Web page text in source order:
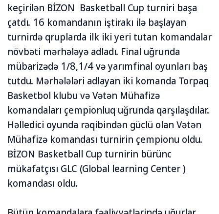
keçirilən BİZON Basketball Cup turniri başa
çatdı. 16 komandanın iştirakı ilə başlayan
turnirdə qruplarda ilk iki yeri tutan komandalar
növbəti mərhələyə adladı. Final uğrunda
mübarizədə 1/8,1/4 və yarımfinal oyunları baş
tutdu. Mərhələləri adlayan iki komanda Torpaq
Basketbol klubu və Vətən Mühafizə
komandaları çempionluq uğrunda qarşılaşdılar.
Həlledici oyunda rəqibindən güclü olan Vətən
Mühafizə komandası turnirin çempionu oldu.
BİZON Basketball Cup turnirin bürünc
mükafatçısı GLC (Global learning Center )
komandası oldu.